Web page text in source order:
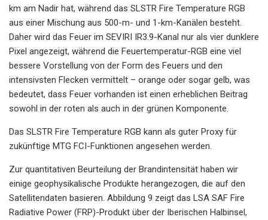
km am Nadir hat, während das SLSTR Fire Temperature RGB
aus einer Mischung aus 500-m- und 1-km-Kanälen besteht.
Daher wird das Feuer im SEVIRI IR3.9-Kanal nur als vier dunklere
Pixel angezeigt, während die Feuertemperatur-RGB eine viel
bessere Vorstellung von der Form des Feuers und den
intensivsten Flecken vermittelt – orange oder sogar gelb, was
bedeutet, dass Feuer vorhanden ist einen erheblichen Beitrag
sowohl in der roten als auch in der grünen Komponente.
Das SLSTR Fire Temperature RGB kann als guter Proxy für
zukünftige MTG FCI-Funktionen angesehen werden.
Zur quantitativen Beurteilung der Brandintensität haben wir
einige geophysikalische Produkte herangezogen, die auf den
Satellitendaten basieren. Abbildung 9 zeigt das LSA SAF Fire
Radiative Power (FRP)-Produkt über der Iberischen Halbinsel,